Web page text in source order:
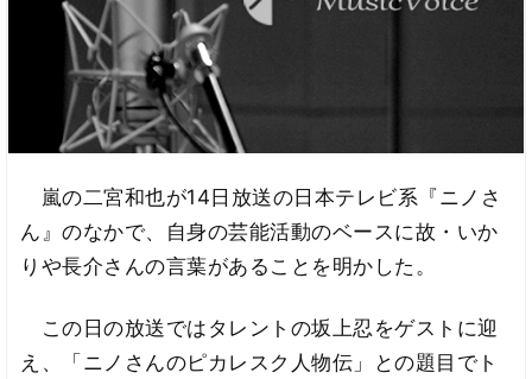
嵐の二宮和也が14日放送の日本テレビ系『ニノさ
ん』のなかで、自身の芸能活動のベースに故・いか
りや長介さんの言葉があることを明かした。
この日の放送ではタレントの坂上忍をゲストに迎
え、「ニノさんのピカレスク人物伝」との題目でト